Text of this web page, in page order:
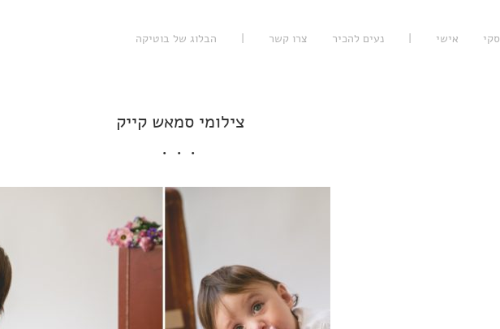
הבלוג של בוטיקה | צרו קשר נעים להכיר | אישי
צילומי סמאש קייק